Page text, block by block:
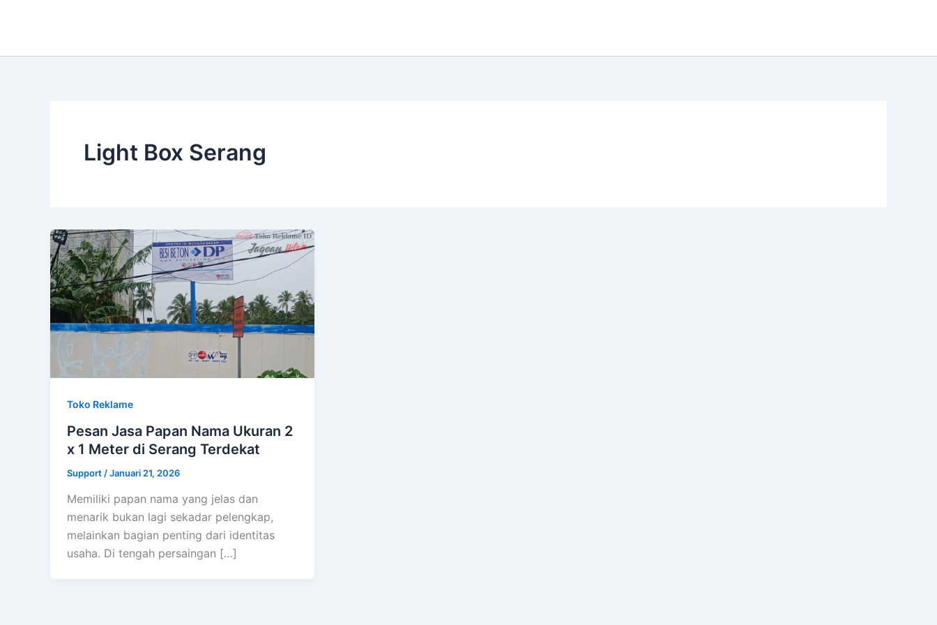
Light Box Serang
Toko Reklame
Pesan Jasa Papan Nama Ukuran 2
x 1 Meter di Serang Terdekat
Support /Januari 21, 2026
Memiliki papan nama yang jelas dan
menarik bukan lagi sekadar pelengkap,
melainkan bagian penting dari identitas
usaha. Di tengah persaingan […]